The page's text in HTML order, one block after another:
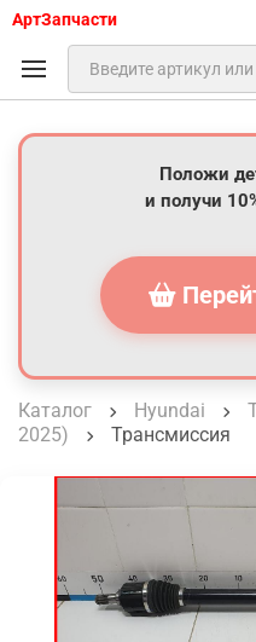
АртЗапчасти
Положи
и получи
Каталог Hyundai
2025)
Трансмиссия